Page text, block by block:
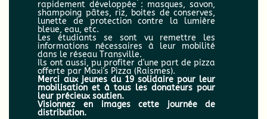
rapidement développée : masques, savon,
shampoing pâtes, riz, boites de conserves,
lunette de protection contre la lumière
bleue, eau, etc.
Les étudiants se sont vu remettre les
informations nécessaires à leur mobilité
dans le réseau Transville.
Ils ont aussi, pu profiter d'une part de pizza
offerte par Maxi's Pizza (Raismes).
Merci aux jeunes du 19 solidaire pour leur
mobilisation et à tous les donateurs pour
leur précieux soutien.
Visionnez en images cette journée de
distribution.